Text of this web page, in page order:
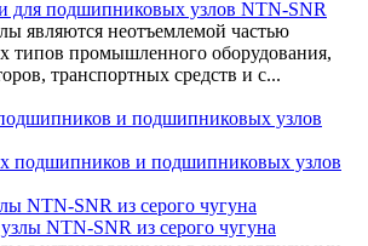
являются неотъемлемой частью
типов промышленного оборудования,
транспортных средств и с...
и подшипниковых узлов
NTN-SNR из серого чугуна